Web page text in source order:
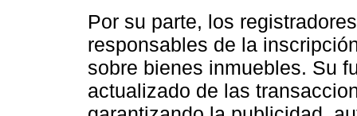
Por su parte, los
responsables de la
sobre bienes inmuebles. Su
actualizado de las